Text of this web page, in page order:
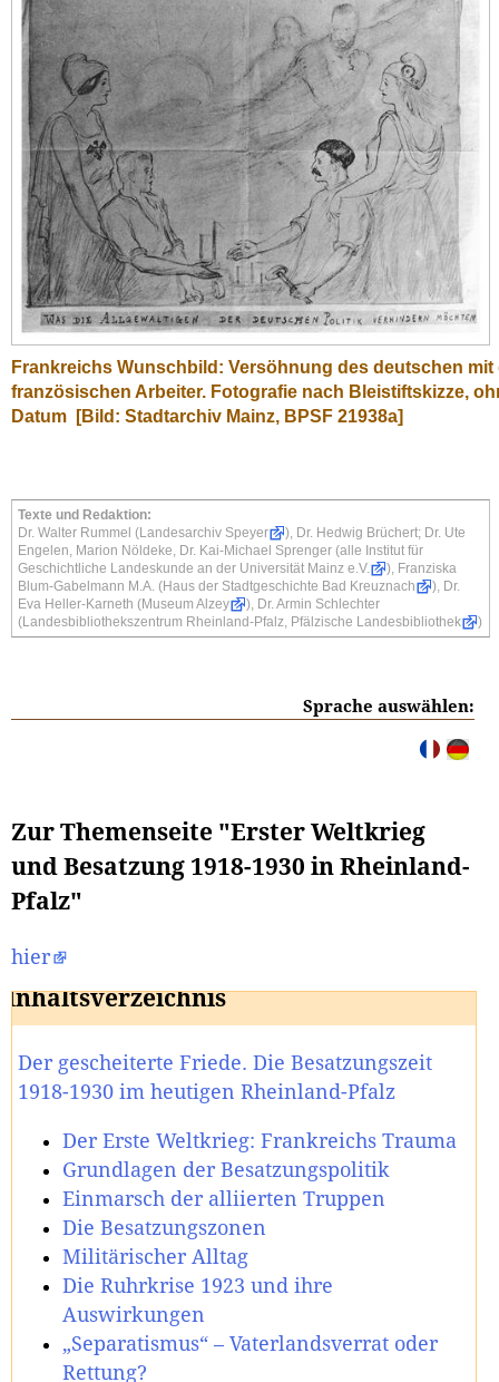
Frankreichs Wunschbild: Versöhnung des deutschen mit
französischen Arbeiter. Fotografie nach Bleistiftskizze,
Datum
[Bild: Stadtarchiv Mainz, BPSF 21938a]
Texte und Redaktion:
Dr. Walter Rummel (Landesarchiv Speyer
), Dr. Hedwig Brüchert; Dr. Ute
Engelen, Marion Nöldeke, Dr. Kai-Michael Sprenger (alle Institut für
Geschichtliche Landeskunde an der Universität Mainz e.V.
), Franziska
Blum-Gabelmann M.A. (Haus der Stadtgeschichte Bad Kreuznach
), Dr.
Eva Heller-Karneth (Museum Alzey
), Dr. Armin Schlechter
(Landesbibliothekszentrum Rheinland-Pfalz, Pfälzische Landesbibliothek )
Sprache auswählen:
Zur Themenseite "Erster Weltkrieg
und Besatzung 1918-1930 in Rheinland-
Pfalz"
hier
Inhaltsverzeichnis
Der gescheiterte Friede. Die Besatzungszeit
1918-1930 im heutigen Rheinland-Pfalz
Der Erste Weltkrieg: Frankreichs Trauma
Grundlagen der Besatzungspolitik
Einmarsch der alliierten Truppen
Die Besatzungszonen
Militärischer Alltag
Die Ruhrkrise 1923 und ihre
Auswirkungen
„Separatismus“ – Vaterlandsverrat oder
Rettung?